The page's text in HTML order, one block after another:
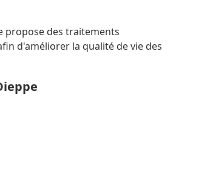
propose des traitements
d'améliorer la qualité de vie des